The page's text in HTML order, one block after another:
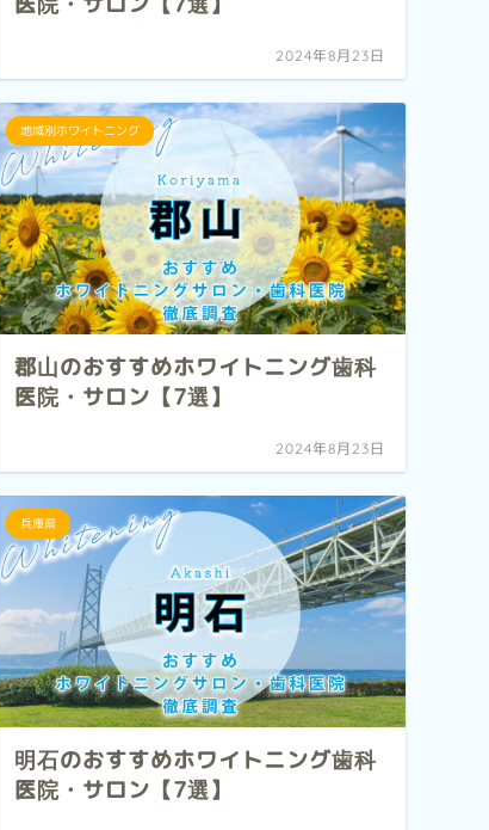
2024年8月23日
地域別ホワイトニング
郡山のおすすめホワイトニング歯科
医院・サロン【7選】
2024年8月23日
兵庫県
明石のおすすめホワイトニング歯科
医院・サロン【7選】